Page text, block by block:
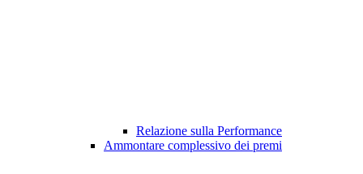
Relazione sulla Performance
Ammontare complessivo dei premi